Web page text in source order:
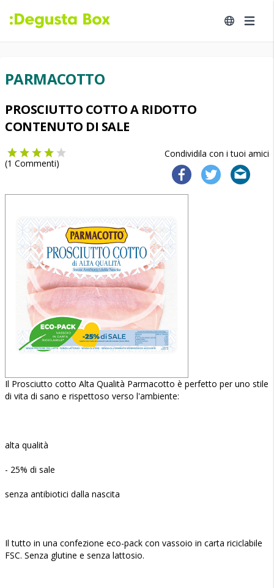
PARMACOTTO
PROSCIUTTO COTTO A RIDOTTO
CONTENUTO DI SALE
Condividila con i tuoi amici
(1 Commenti)
Il Prosciutto cotto Alta Qualità Parmacotto è perfetto per uno stile
di vita di sano e rispettoso verso l'ambiente:
alta qualità
- 25% di sale
senza antibiotici dalla nascita
Il tutto in una confezione eco-pack con vassoio in carta riciclabile
FSC. Senza glutine e senza lattosio.